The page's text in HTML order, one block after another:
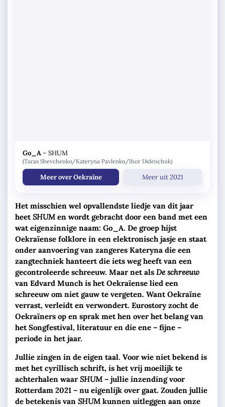
Go_A – SHUM
(Taras Shevchenko/Kateryna Pavlenko/Ihor Didenchuk)
Meer over Oekraïne Meer uit 2021
Het misschien wel opvallendste liedje van dit jaar
heetSHUM en wordt gebracht door een band met een
wat eigenzinnige naam: Go_A. De groep hijst
Oekraïense folklore in een elektronisch jasje en staat
onder aanvoering van zangeres Kateryna die een
zangtechniek hanteert die iets weg heeft van een
gecontroleerde schreeuw. Maar net als De schreeuw
van Edvard Munch is het Oekraïense lied een
schreeuw om niet gauw te vergeten. Want Oekraïne
verrast, verleidt en verwondert. Eurostory zocht de
Oekraïners op en sprak met hen over het belang van
het Songfestival, literatuur en die ene – fijne –
periode in het jaar.
Jullie zingen in de eigen taal. Voor wie niet bekend is
met het cyrillisch schrift, is het vrij moeilijk te
achterhalen waar SHUM – jullie inzending voor
Rotterdam 2021 – nu eigenlijk over gaat. Zouden jullie
de betekenis van SHUM kunnen uitleggen aan onze